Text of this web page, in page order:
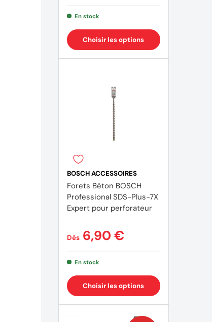
En stock
Choisir les options
BOSCH ACCESSOIRES
Forets Béton BOSCH
Professional SDS-Plus-7X
Expert pour perforateur
Dès 6,90 €
En stock
Choisir les options